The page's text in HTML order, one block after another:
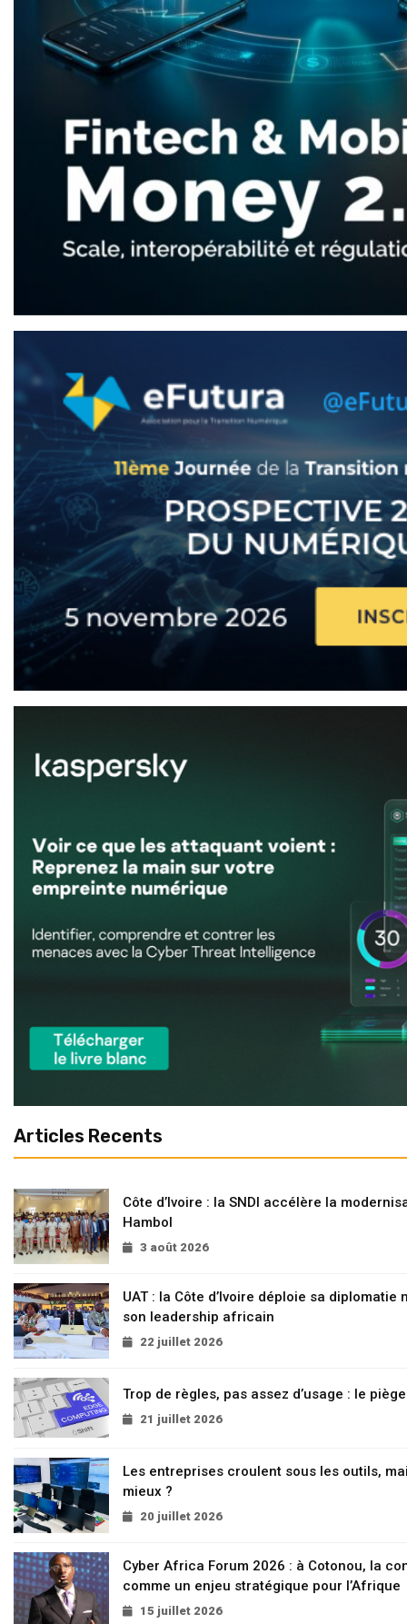
Articles Recents
Côte d’Ivoire : la SNDI accélère la
Hambol
3 août 2026
UAT : la Côte d’Ivoire déploie sa
son leadership africain
22 juillet 2026
Trop de règles, pas assez d’usage : le
21 juillet 2026
Les entreprises croulent sous les outils,
mieux ?
20 juillet 2026
Cyber Africa Forum 2026 : à Cotonou, la
comme un enjeu stratégique pour l’Afrique
15 juillet 2026